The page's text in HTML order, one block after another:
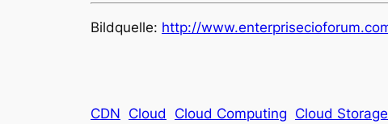
Bildquelle: http://
CDN Cloud Cloud Computing Cloud Storage